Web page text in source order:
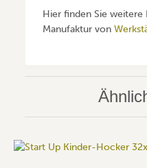
Hier finden Sie weitere
Manufaktur von